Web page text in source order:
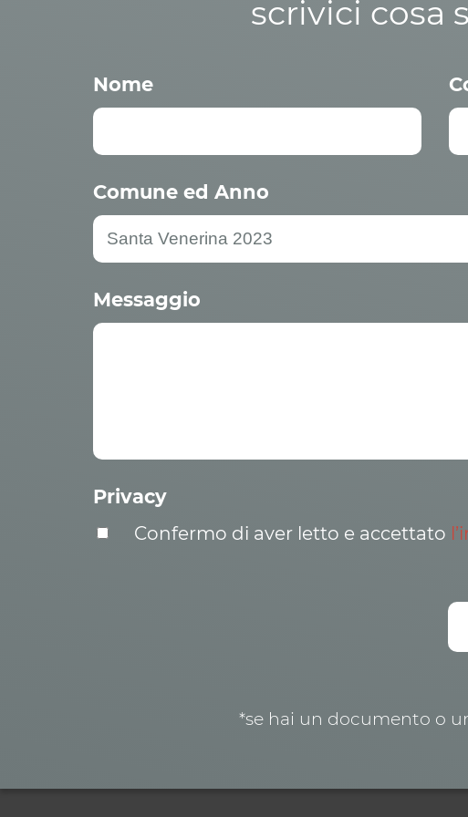
scrivici cosa
Nome
Comune ed Anno
Messaggio
Privacy
Confermo di aver letto e accettato
*se hai un documento o